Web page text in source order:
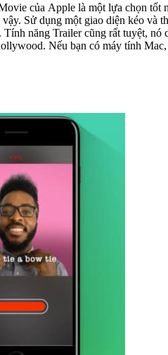
tiêu đề, bộ
năng Trailer cũng rất tuyệt,
tục chỉnh sửa video trên